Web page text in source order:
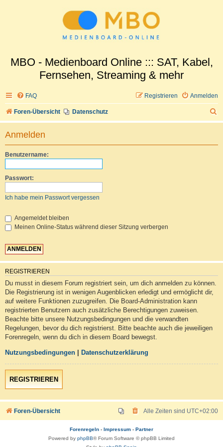
MBO - Medienboard Online ::: SAT, Kabel,
Fernsehen, Streaming & mehr
FAQ Anmelden
Registrieren
Foren-Übersicht Datenschutz
u
Anmelden
Benutzername:
Passwort:
Ich habe mein Passwort vergessen
Angemeldet bleiben
Meinen Online-Status während dieser Sitzung verbergen
REGISTRIEREN
Du musst in diesem Forum registriert sein, um dich anmelden zu können.
Die Registrierung ist in wenigen Augenblicken erledigt und ermöglicht dir,
auf weitere Funktionen zuzugreifen. Die Board-Administration kann
registrierten Benutzern auch zusätzliche Berechtigungen zuweisen.
Beachte bitte unsere Nutzungsbedingungen und die verwandten
Regelungen, bevor du dich registrierst. Bitte beachte auch die jeweiligen
Forenregeln, wenn du dich in diesem Board bewegst.
Nutzungsbedingungen Datenschutzerklärung
REGISTRIEREN
Foren-Übersicht Alle Zeiten sind UTC+02:00
Forenregeln - Impressum - Partner
Powered by phpBB® Forum Software © phpBB Limited